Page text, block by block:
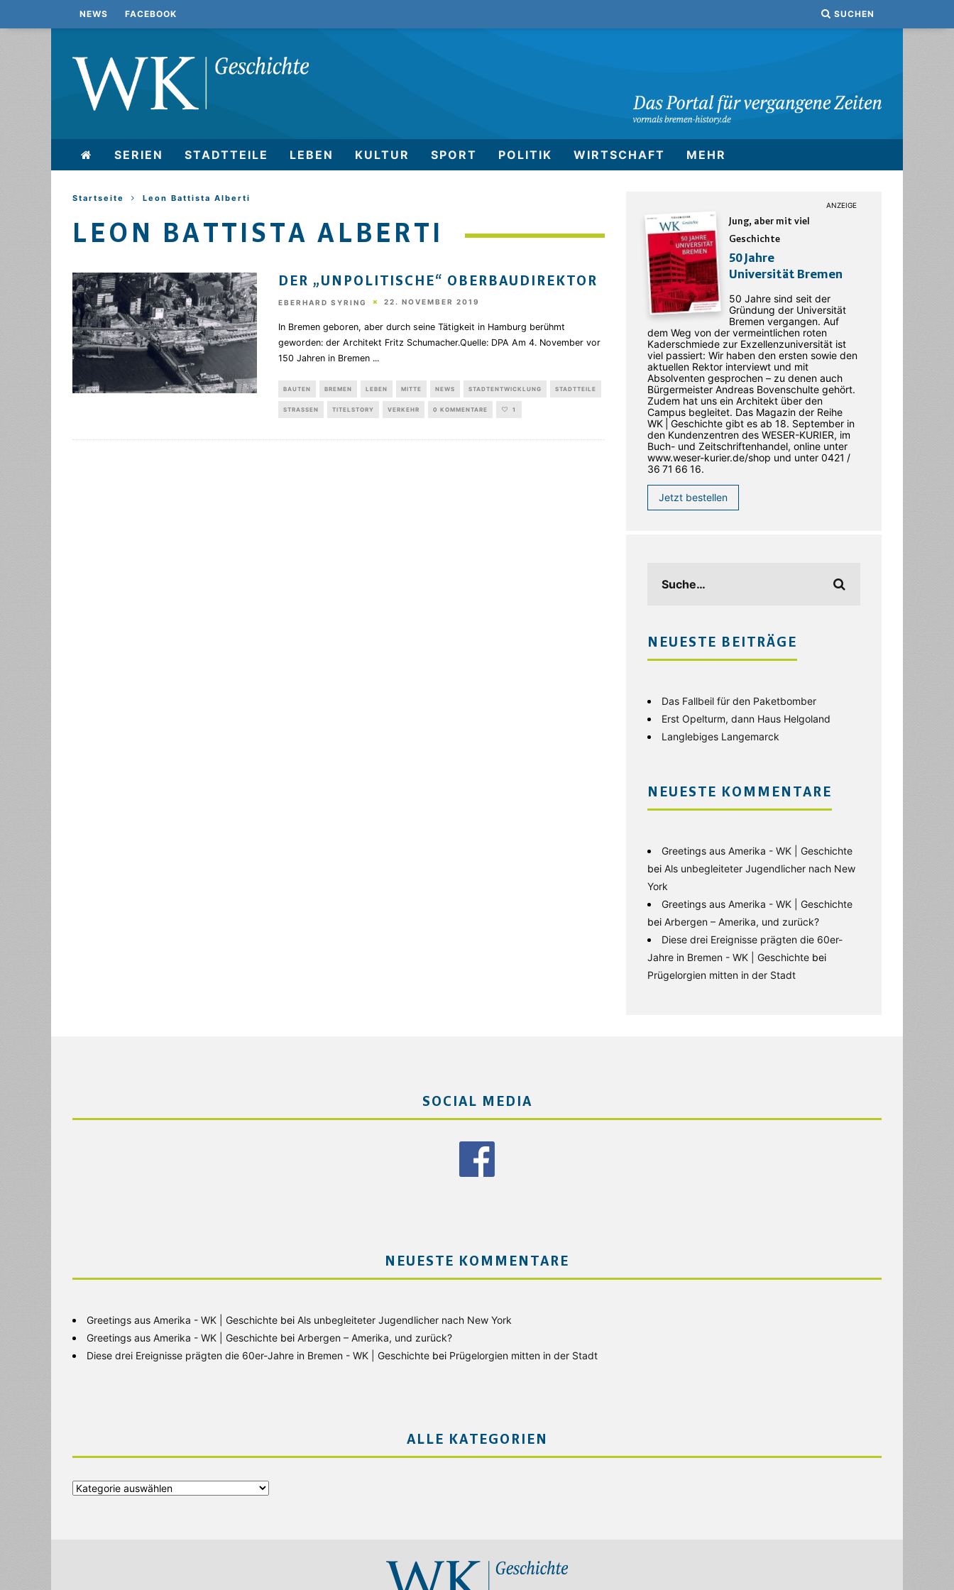
NEWS FACEBOOK SUCHEN
SERIEN STADTTEILE LEBEN KULTUR SPORT POLITIK WIRTSCHAFT MEHR
Startseite Leon Battista Alberti
LEON BATTISTA ALBERTI
DER „UNPOLITISCHE“ OBERBAUDIREKTOR
EBERHARD SYRING 22. NOVEMBER 2019
In Bremen geboren, aber durch seine Tätigkeit in Hamburg berühmt
geworden: der Architekt Fritz Schumacher.Quelle: DPA Am 4. November vor
150 Jahren in Bremen ...
BAUTEN BREMEN LEBEN MITTE NEWS STADTENTWICKLUNG STADTTEILE
STRASSEN TITELSTORY VERKEHR 0 KOMMENTARE 1
Jung, aber mit viel
Geschichte
50 Jahre
Universität Bremen
50 Jahre sind seit der
Gründung der Universität
Bremen vergangen. Auf
dem Weg von der vermeintlichen roten
Kaderschmiede zur Exzellenzuniversität ist
viel passiert: Wir haben den ersten sowie den
aktuellen Rektor interviewt und mit
Absolventen gesprochen – zu denen auch
Bürgermeister Andreas Bovenschulte gehört.
Zudem hat uns ein Architekt über den
Campus begleitet. Das Magazin der Reihe
WK | Geschichte gibt es ab 18. September in
den ­Kundenzentren des WESER-­KURIER, im
Buch- und Zeitschriftenhandel, online unter
www.weser-kurier.de/shop und unter 0421 /
36 71 66 16.
Jetzt bestellen
NEUESTE BEITRÄGE
Das Fallbeil für den Paketbomber
Erst Opelturm, dann Haus Helgoland
Langlebiges Langemarck
NEUESTE KOMMENTARE
Greetings aus Amerika - WK | Geschichte
bei Als unbegleiteter Jugendlicher nach New
York
Greetings aus Amerika - WK | Geschichte
bei Arbergen – Amerika, und zurück?
Diese drei Ereignisse prägten die 60er-
Jahre in Bremen - WK | Geschichte bei
Prügelorgien mitten in der Stadt
SOCIAL MEDIA
NEUESTE KOMMENTARE
Greetings aus Amerika - WK | Geschichte bei Als unbegleiteter Jugendlicher nach New York
Greetings aus Amerika - WK | Geschichte bei Arbergen – Amerika, und zurück?
Diese drei Ereignisse prägten die 60er-Jahre in Bremen - WK | Geschichte bei Prügelorgien mitten in der Stadt
ALLE KATEGORIEN
Alle